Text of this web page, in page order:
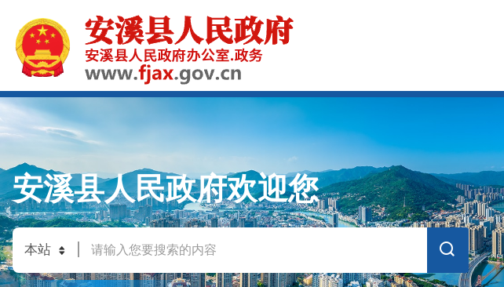
安溪县人民政府欢迎您